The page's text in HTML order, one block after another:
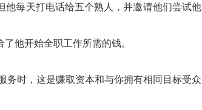
他每天打电话给五个熟人，并邀请他们尝试他
他开始全职工作所需的钱。
务时，这是赚取资本和与你拥有相同目标受众